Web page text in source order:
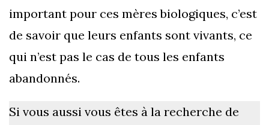
important pour ces mères biologiques, c’est
de savoir que leurs enfants sont vivants, ce
qui n’est pas le cas de tous les enfants
abandonnés.
Si vous aussi vous êtes à la recherche de